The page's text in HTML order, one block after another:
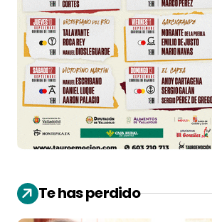
Te has perdido